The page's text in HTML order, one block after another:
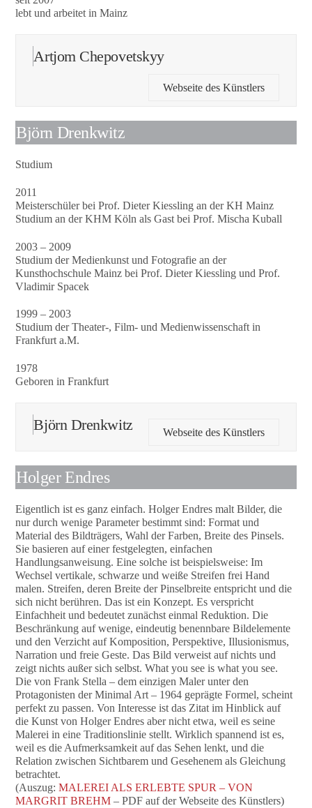
lebt und arbeitet in Mainz
Artjom Chepovetskyy
Webseite des Künstlers
Björn Drenkwitz
Studium
2011
Meisterschüler bei Prof. Dieter Kiessling an der KH Mainz
Studium an der KHM Köln als Gast bei Prof. Mischa Kuball
2003 – 2009
Studium der Medienkunst und Fotografie an der
Kunsthochschule Mainz bei Prof. Dieter Kiessling und Prof.
Vladimir Spacek
1999 – 2003
Studium der Theater-, Film- und Medienwissenschaft in
Frankfurt a.M.
1978
Geboren in Frankfurt
Björn Drenkwitz Webseite des Künstlers
Holger Endres
Eigentlich ist es ganz einfach. Holger Endres malt Bilder, die
nur durch wenige Parameter bestimmt sind: Format und
Material des Bildträgers, Wahl der Farben, Breite des Pinsels.
Sie basieren auf einer festgelegten, einfachen
Handlungsanweisung. Eine solche ist beispielsweise: Im
Wechsel vertikale, schwarze und weiße Streifen frei Hand
malen. Streifen, deren Breite der Pinselbreite entspricht und die
sich nicht berühren. Das ist ein Konzept. Es verspricht
Einfachheit und bedeutet zunächst einmal Reduktion. Die
Beschränkung auf wenige, eindeutig benennbare Bildelemente
und den Verzicht auf Komposition, Perspektive, Illusionismus,
Narration und freie Geste. Das Bild verweist auf nichts und
zeigt nichts außer sich selbst. What you see is what you see.
Die von Frank Stella – dem einzigen Maler unter den
Protagonisten der Minimal Art – 1964 geprägte Formel, scheint
perfekt zu passen. Von Interesse ist das Zitat im Hinblick auf
die Kunst von Holger Endres aber nicht etwa, weil es seine
Malerei in eine Traditionslinie stellt. Wirklich spannend ist es,
weil es die Aufmerksamkeit auf das Sehen lenkt, und die
Relation zwischen Sichtbarem und Gesehenem als Gleichung
betrachtet.
(Auszug:MALEREI ALS ERLEBTE SPUR – VON
MARGRIT BREHM – PDF auf der Webseite des Künstlers)